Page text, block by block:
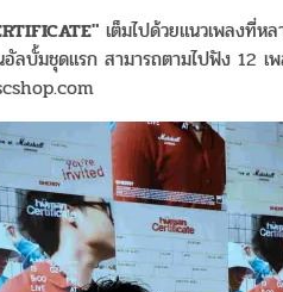
เต็มไปด้วยแนวเพลงที่
อัลบั้มชุดแรก สามารถตามไปฟัง 12